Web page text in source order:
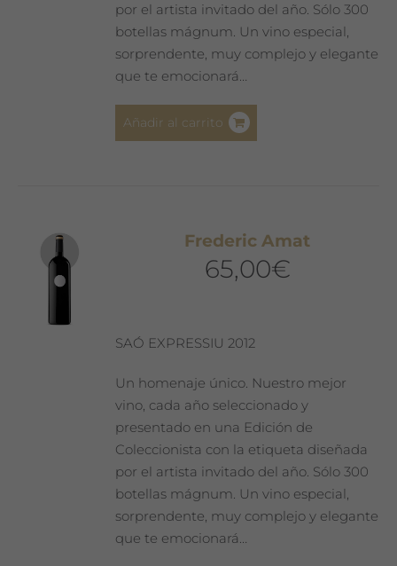
por el artista invitado del año. Sólo 300
botellas mágnum. Un vino especial,
sorprendente, muy complejo y elegante
que te emocionará…
Añadir al carrito
Frederic Amat
65,00€
SAÓ EXPRESSIU 2012
Un homenaje único. Nuestro mejor
vino, cada año seleccionado y
presentado en una Edición de
Coleccionista con la etiqueta diseñada
por el artista invitado del año. Sólo 300
botellas mágnum. Un vino especial,
sorprendente, muy complejo y elegante
que te emocionará…